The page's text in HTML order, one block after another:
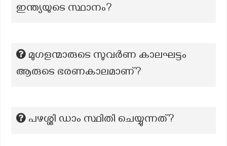
ഇന്ത്യയുടെ സ്ഥാനം?
മുഗളന്മാരുടെ സുവർണ കാലഘട്ടം
ആരുടെ ഭരണകാലമാണ്?
പഴശ്ശി ഡാം സ്ഥിതി ചെയ്യുന്നത്?